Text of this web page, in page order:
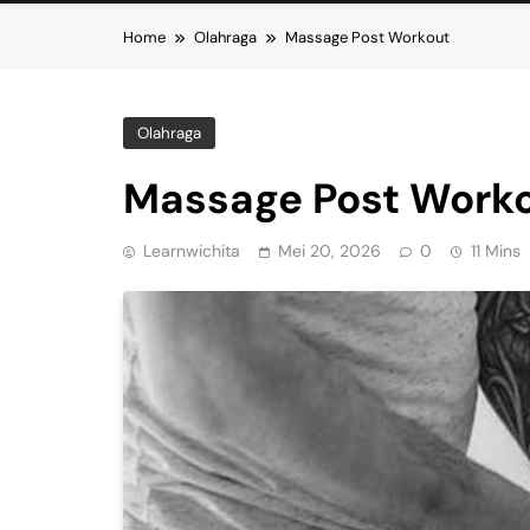
Home Olahraga Massage Post Workout
Olahraga
Massage Post
Learnwichita Mei 20, 2026 0 11 Mins